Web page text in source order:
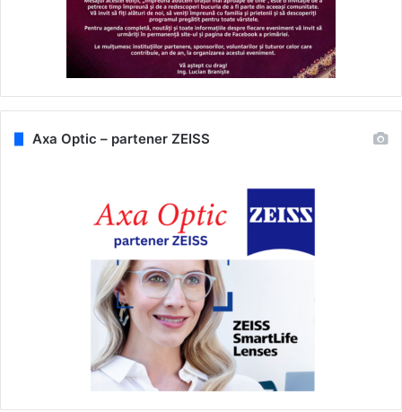
Axa Optic – partener ZEISS